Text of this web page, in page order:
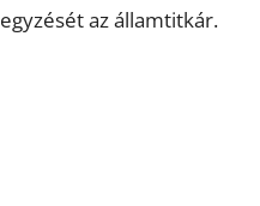
az államtitkár.